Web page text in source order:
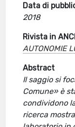
Data di
2018
Rivista in
AUTONOMIE
Abstract
Il saggio si
Comune» è
condividono
ricerca